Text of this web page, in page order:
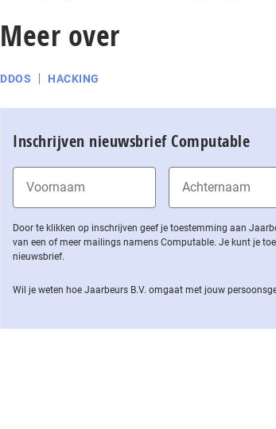
Meer over
DDOS HACKING
Inschrijven nieuwsbrief Computable
Door te klikken op inschrijven geef je toestemming aan
van een of meer mailings namens Computable. Je kunt je
nieuwsbrief.
Wil je weten hoe Jaarbeurs B.V. omgaat met jouw